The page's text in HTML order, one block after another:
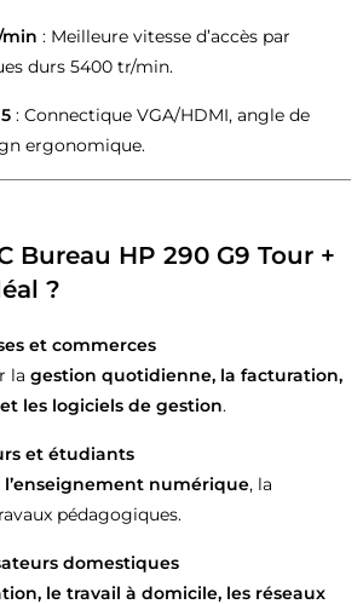
min : Meilleure vitesse d’accès par
durs 5400 tr/min.
: Connectique VGA/HDMI, angle de
ergonomique.
Bureau HP 290 G9 Tour +
?
et commerces
la gestion quotidienne, la facturation,
les logiciels de gestion.
et étudiants
l’enseignement numérique, la
pédagogiques.
domestiques
le travail à domicile, les réseaux